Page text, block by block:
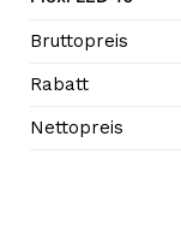
Bruttopreis
Rabatt
Nettopreis